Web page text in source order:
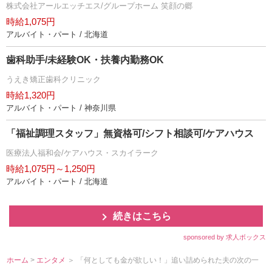
株式会社アールエッチエス/グループホーム 笑顔の郷
時給1,075円
アルバイト・パート / 北海道
歯科助手/未経験OK・扶養内勤務OK
うえき矯正歯科クリニック
時給1,320円
アルバイト・パート / 神奈川県
「福祉調理スタッフ」無資格可/シフト相談可/ケアハウス
医療法人福和会/ケアハウス・スカイラーク
時給1,075円～1,250円
アルバイト・パート / 北海道
続きはこちら
sponsored by 求人ボックス
ホーム > エンタメ ＞ 「何としても金が欲しい！」追い詰められた夫の次の一